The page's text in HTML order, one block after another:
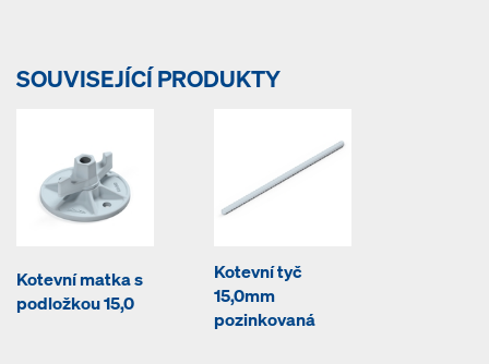
SOUVISEJÍCÍ PRODUKTY
Kotevní matka s
podložkou 15,0
Kotevní tyč
15,0mm
pozinkovaná